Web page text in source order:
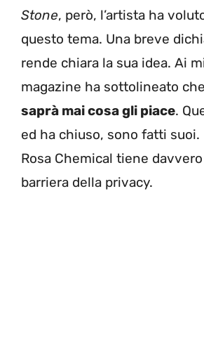
Stone, però, l’artista ha
questo tema. Una breve
rende chiara la sua idea. Ai
magazine ha sottolineato che
saprà mai cosa gli piace.
ed ha chiuso, sono fatti suoi.
Rosa Chemical tiene
barriera della privacy.